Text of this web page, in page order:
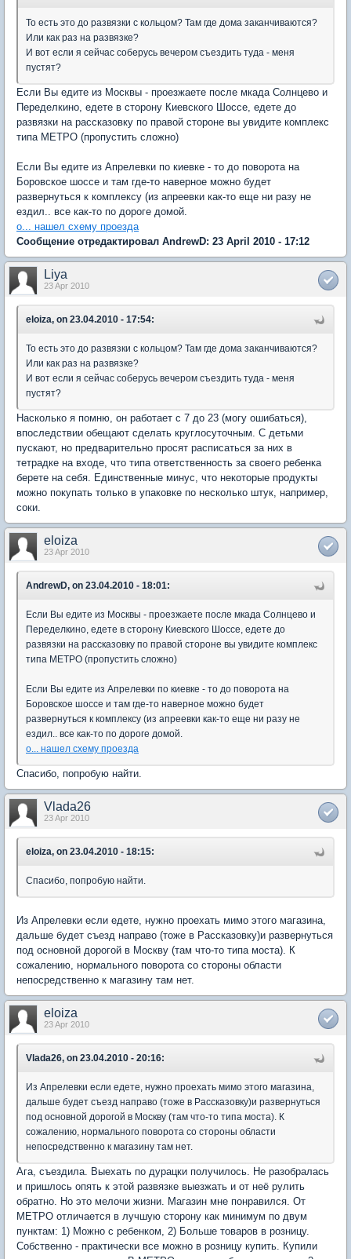
То есть это до развязки с кольцом? Там где дома заканчиваются?
Или как раз на развязке?
И вот если я сейчас соберусь вечером съездить туда - меня
пустят?
Если Вы едите из Москвы - проезжаете после мкада Солнцево и
Переделкино, едете в сторону Киевского Шоссе, едете до
развязки на рассказовку по правой стороне вы увидите комплекс
типа МЕТРО (пропустить сложно)
Если Вы едите из Апрелевки по киевке - то до поворота на
Боровское шоссе и там где-то наверное можно будет
развернуться к комплексу (из апреевки как-то еще ни разу не
ездил.. все как-то по дороге домой.
о... нашел схему проезда
Сообщение отредактировал AndrewD: 23 April 2010 - 17:12
Liya
23 Apr 2010
eloiza, on 23.04.2010 - 17:54:
То есть это до развязки с кольцом? Там где дома заканчиваются?
Или как раз на развязке?
И вот если я сейчас соберусь вечером съездить туда - меня
пустят?
Насколько я помню, он работает с 7 до 23 (могу ошибаться),
впоследствии обещают сделать круглосуточным. С детьми
пускают, но предварительно просят расписаться за них в
тетрадке на входе, что типа ответственность за своего ребенка
берете на себя. Единственные минус, что некоторые продукты
можно покупать только в упаковке по несколько штук, например,
соки.
eloiza
23 Apr 2010
AndrewD, on 23.04.2010 - 18:01:
Если Вы едите из Москвы - проезжаете после мкада Солнцево и
Переделкино, едете в сторону Киевского Шоссе, едете до
развязки на рассказовку по правой стороне вы увидите комплекс
типа МЕТРО (пропустить сложно)
Если Вы едите из Апрелевки по киевке - то до поворота на
Боровское шоссе и там где-то наверное можно будет
развернуться к комплексу (из апреевки как-то еще ни разу не
ездил.. все как-то по дороге домой.
о... нашел схему проезда
Спасибо, попробую найти.
Vlada26
23 Apr 2010
eloiza, on 23.04.2010 - 18:15:
Спасибо, попробую найти.
Из Апрелевки если едете, нужно проехать мимо этого магазина,
дальше будет съезд направо (тоже в Рассказовку)и развернуться
под основной дорогой в Москву (там что-то типа моста). К
сожалению, нормального поворота со стороны области
непосредственно к магазину там нет.
eloiza
23 Apr 2010
Vlada26, on 23.04.2010 - 20:16:
Из Апрелевки если едете, нужно проехать мимо этого магазина,
дальше будет съезд направо (тоже в Рассказовку)и развернуться
под основной дорогой в Москву (там что-то типа моста). К
сожалению, нормального поворота со стороны области
непосредственно к магазину там нет.
Ага, съездила. Выехать по дурацки получилось. Не разобралась
и пришлось опять к этой развязке выезжать и от неё рулить
обратно. Но это мелочи жизни. Магазин мне понравился. От
МЕТРО отличается в лучшую сторону как минимум по двум
пунктам: 1) Можно с ребенком, 2) Больше товаров в розницу.
Собственно - практически все можно в розницу купить. Купили